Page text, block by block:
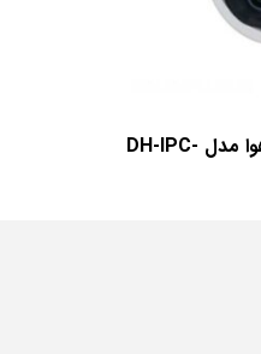
دوربین تحت شبکه داهوا مدل DH-IPC-